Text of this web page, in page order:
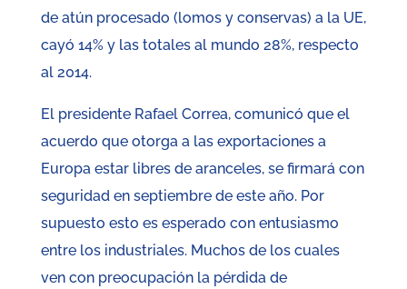
de atún procesado (lomos y conservas) a la UE,
cayó 14% y las totales al mundo 28%, respecto
al 2014.
El presidente Rafael Correa, comunicó que el
acuerdo que otorga a las exportaciones a
Europa estar libres de aranceles, se firmará con
seguridad en septiembre de este año. Por
supuesto esto es esperado con entusiasmo
entre los industriales. Muchos de los cuales
ven con preocupación la pérdida de